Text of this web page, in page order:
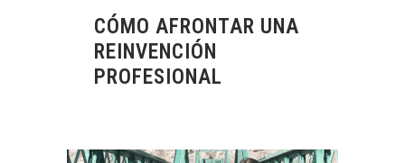
CÓMO AFRONTAR UNA
REINVENCIÓN
PROFESIONAL